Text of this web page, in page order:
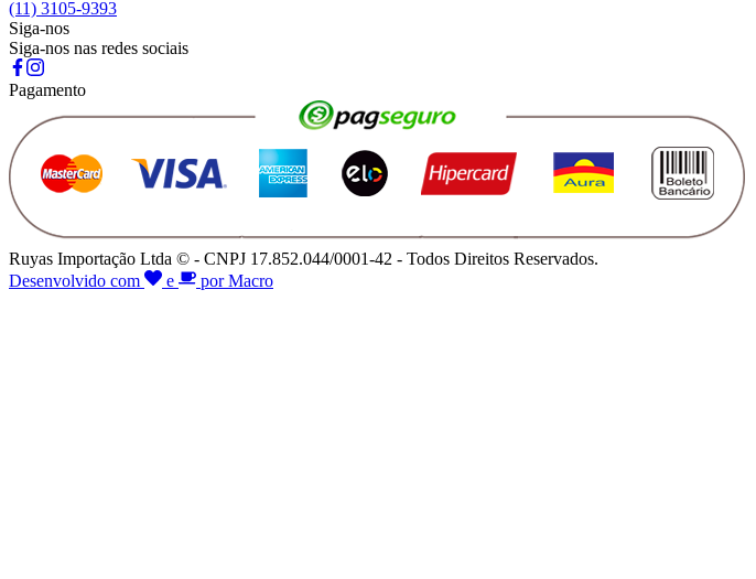
(11) 3105-9393
Siga-nos
Siga-nos nas redes sociais
Pagamento
Ruyas Importação Ltda © - CNPJ 17.852.044/0001-42 - Todos Direitos Reservados.
Desenvolvido com
e por Macro